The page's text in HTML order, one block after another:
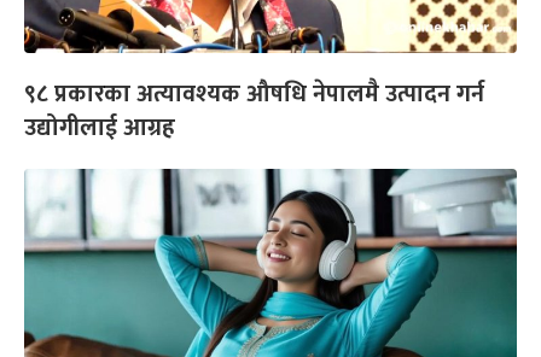
९८ प्रकारका अत्यावश्यक औषधि नेपालमै उत्पादन गर्न
उद्योगीलाई आग्रह